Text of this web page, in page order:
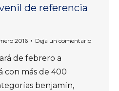
de referencia
2016 Deja un comentario
de febrero a
con más de 400
benjamín,